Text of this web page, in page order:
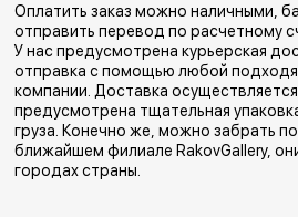
Оплатить заказ можно наличными,
отправить перевод по расчетному
У нас предусмотрена курьерская
отправка с помощью любой
компании. Доставка
предусмотрена тщательная
груза. Конечно же, можно забрать
ближайшем филиале RakovGallery,
городах страны.